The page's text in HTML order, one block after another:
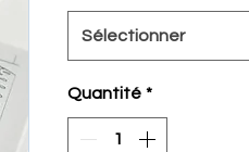
Sélectionner
Quantité *